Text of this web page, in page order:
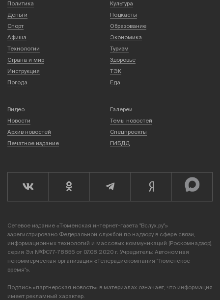
Политика
Культура
Деньги
Подкасты
Спорт
Образование
Афиша
Экономика
Технологии
Туризм
Страна и мир
Здоровье
Инструкция
ТЭК
Погода
Еда
Видео
Галереи
Новости
Темы новостей
Архив новостей
Спецпроекты
Печатное издание
ГИБДД
Сетевое издание «Тюменская интернет-газета "Вслух.ру"»
зарегистрировано Федеральной службой по надзору в сфере связи,
информационных технологий и массовых коммуникаций (Роскомнадзор),
серия Эл №ФС77-78856 от 07.08.2020 г. Учредитель: Автономная
некоммерческая организация «Телерадиокомпания "Тюменское
время"».
Подпись «партнерская новость» в материалах означает, что информация
имеет рекламный характер.